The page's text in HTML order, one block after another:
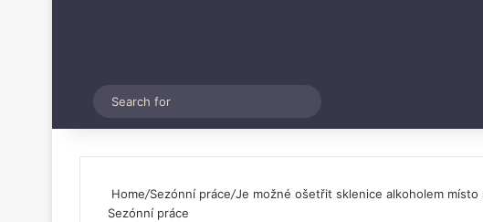
Switch skin
for
Home/Sezónní práce/Je možné ošetřit sklenice alkoholem místo
Sezónní práce